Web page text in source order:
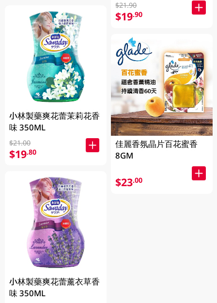
小林製藥爽花蕾茉莉花香
味 350ML
$21.00
$19.80
小林製藥爽花蕾薰衣草香
味 350ML
$21.90
$19.90
佳麗香氛晶片百花蜜香
8GM
$23.00